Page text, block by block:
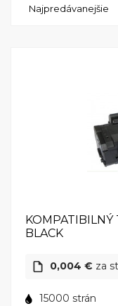
rôznych
LaserJet 8050 -
Najpredávanejšie
BLACK
0,004 € za
15000 strán